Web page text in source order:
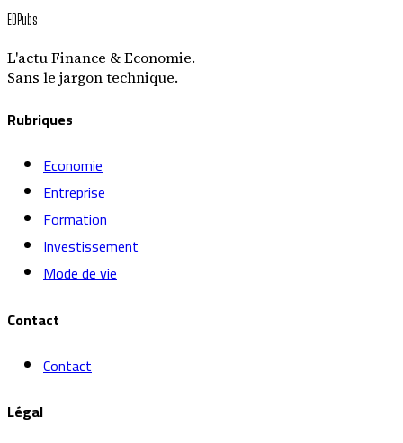
EDPubs
L'actu Finance & Economie.
Sans le jargon technique.
Rubriques
Economie
Entreprise
Formation
Investissement
Mode de vie
Contact
Contact
Légal